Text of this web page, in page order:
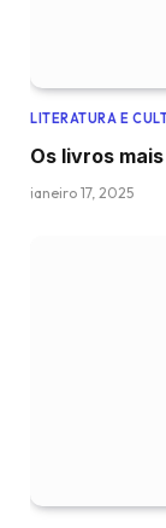
LITERATURA E
Os livros
janeiro 17, 2025